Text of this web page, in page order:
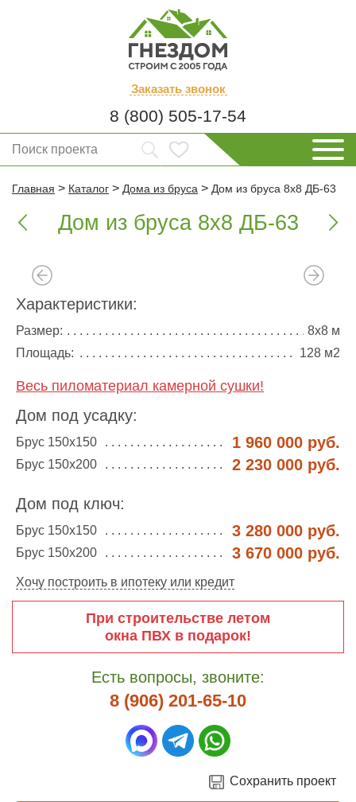
Заказать звонок
8 (800) 505-17-54
Главная > Каталог > Дома из бруса > Дом из бруса 8х8 ДБ-63
 Дом из бруса 8х8 ДБ-63 
Характеристики:
Размер:
8х8 м
Площадь:
128 м2
Весь пиломатериал камерной сушки!
Дом под усадку:
Брус 150х150 1 960 000 руб.
Брус 150х200 2 230 000 руб.
Дом под ключ:
Брус 150х150 3 280 000 руб.
Брус 150х200 3 670 000 руб.
Хочу построить в ипотеку или кредит
При строительстве летом
окна ПВХ в подарок!
Есть вопросы, звоните:
8 (906) 201-65-10
Сохранить проект